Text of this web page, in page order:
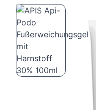
APIS Api-Podo